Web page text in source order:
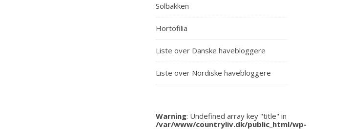
Solbakken
Hortofilia
Liste over Danske havebloggere
Liste over Nordiske havebloggere
Warning: Undefined array key "title" in
/var/www/countryliv.dk/public_html/wp-